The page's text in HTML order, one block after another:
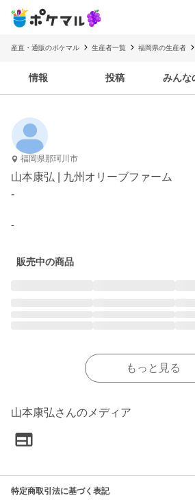
産直・通販のポケマル 生産者一覧 福岡県の生産者
情報 投稿 みんな
福岡県那珂川市
山本康弘 | 九州オリーブファーム
-
-
販売中の商品
もっと見る
山本康弘さんのメディア
特定商取引法に基づく表記